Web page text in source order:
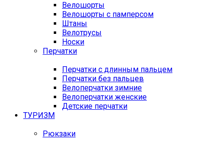
Велошорты
Велошорты с памперсом
Штаны
Велотрусы
Носки
Перчатки
Перчатки с длинным пальцем
Перчатки без пальцев
Велоперчатки зимние
Велоперчатки женские
Детские перчатки
ТУРИЗМ
Рюкзаки